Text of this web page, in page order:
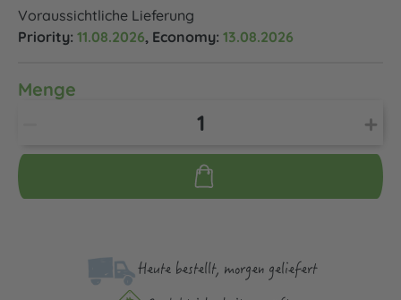
Voraussichtliche Lieferung
Priority: 11.08.2026, Economy: 13.08.2026
Menge
Heute bestellt, morgen geliefert